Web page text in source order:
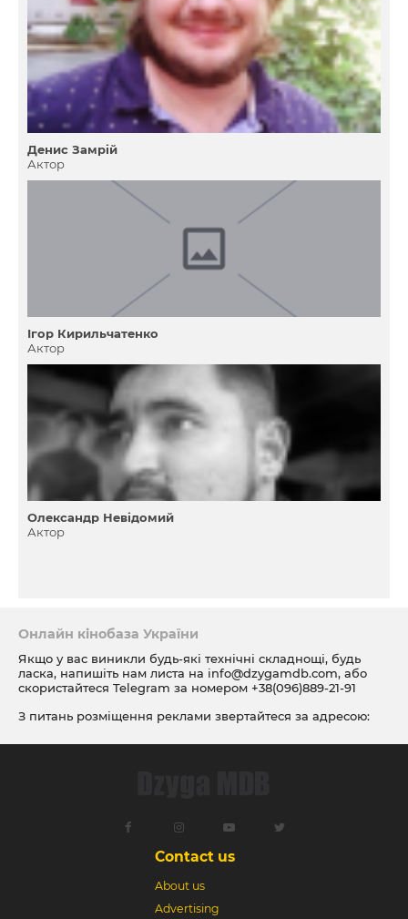
Денис Замрій
Актор
Ігор Кирильчатенко
Актор
Олександр Невідомий
Актор
Онлайн кінобаза України
Якщо у вас виникли будь-які технічні складнощі, будь
ласка, напишіть нам листа на info@dzygamdb.com, або
скористайтеся Telegram за номером +38(096)889-21-91
З питань розміщення реклами звертайтеся за адресою:
посиланням
Contact us
About us
Advertising